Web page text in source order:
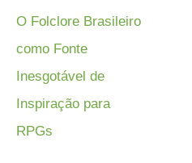
O Folclore Brasileiro
como Fonte
Inesgotável de
Inspiração para
RPGs